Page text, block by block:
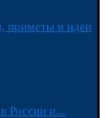
приметы и идеи
России и...